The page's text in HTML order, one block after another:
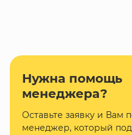
Нужна помощь
менеджера?
Оставьте заявку и Вам
менеджер, который